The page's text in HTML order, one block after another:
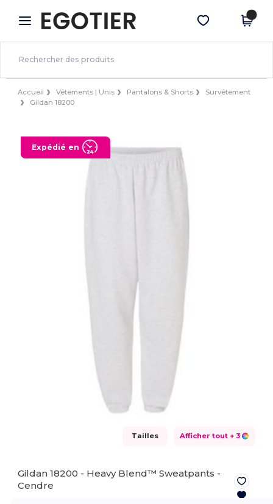
× Appli Egotier
Meilleurs prix sur l’app !
Obtenir l'appli
Accueil Vêtements | Unis Pantalons & Shorts
Survêtement
Gildan 18200
Expédié en
Tailles Afficher tout + 3
Gildan 18200 - Heavy Blend™ Sweatpants -
Cendre